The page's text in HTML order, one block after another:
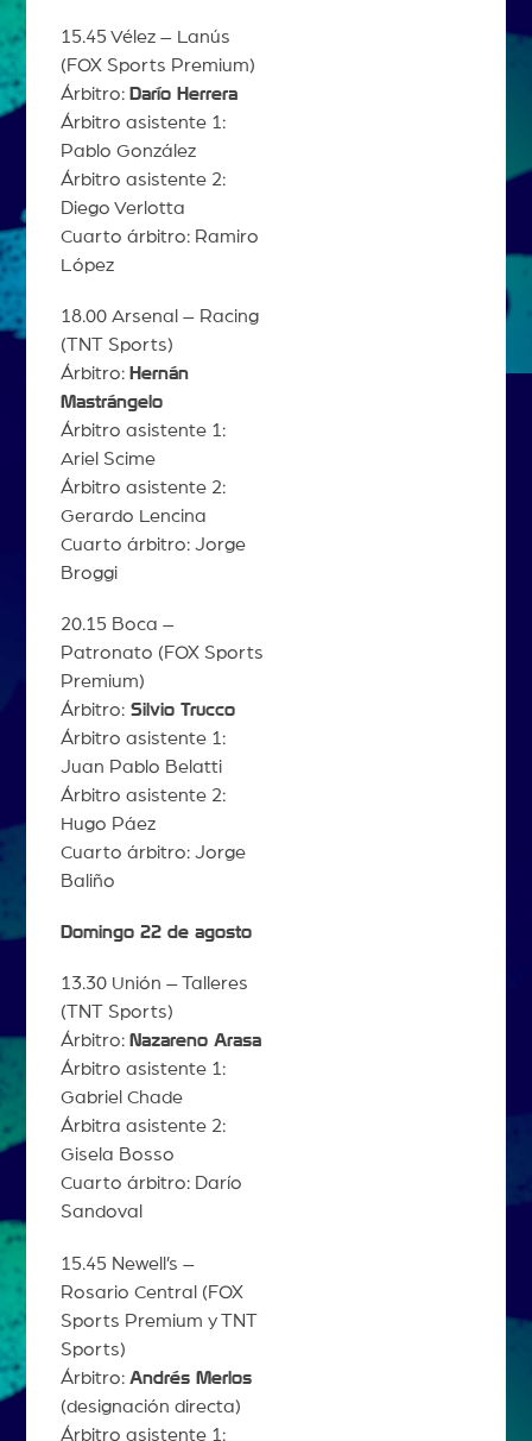
15.45 Vélez – Lanús
(FOX Sports Premium)
Árbitro: Darío Herrera
Árbitro asistente 1:
Pablo González
Árbitro asistente 2:
Diego Verlotta
Cuarto árbitro: Ramiro
López
18.00 Arsenal – Racing
(TNT Sports)
Árbitro: Hernán
Mastrángelo
Árbitro asistente 1:
Ariel Scime
Árbitro asistente 2:
Gerardo Lencina
Cuarto árbitro: Jorge
Broggi
20.15 Boca –
Patronato (FOX Sports
Premium)
Árbitro:Silvio Trucco
Árbitro asistente 1:
Juan Pablo Belatti
Árbitro asistente 2:
Hugo Páez
Cuarto árbitro: Jorge
Baliño
Domingo 22 de agosto
13.30 Unión – Talleres
(TNT Sports)
Árbitro: Nazareno Arasa
Árbitro asistente 1:
Gabriel Chade
Árbitra asistente 2:
Gisela Bosso
Cuarto árbitro: Darío
Sandoval
15.45 Newell’s –
Rosario Central (FOX
Sports Premium y TNT
Sports)
Árbitro: Andrés Merlos
(designación directa)
Árbitro asistente 1: